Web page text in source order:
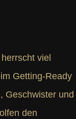
viel
Getting-Ready
Geschwister und
den